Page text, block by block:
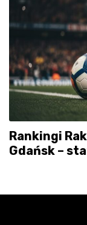
Rankingi
Gdańsk –